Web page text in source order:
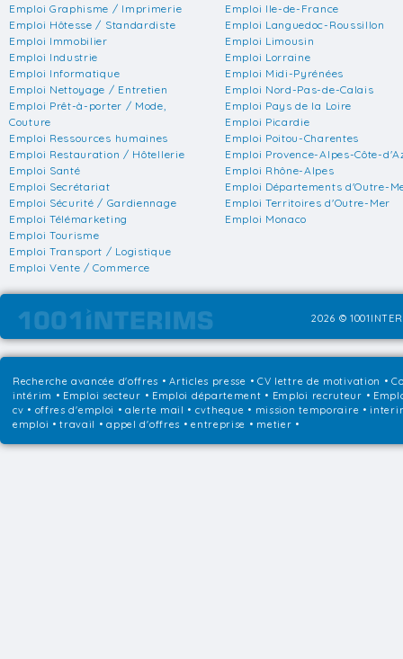
Emploi Graphisme / Imprimerie
Emploi Hôtesse / Standardiste
Emploi Immobilier
Emploi Industrie
Emploi Informatique
Emploi Nettoyage / Entretien
Emploi Prêt-à-porter / Mode,
Couture
Emploi Ressources humaines
Emploi Restauration / Hôtellerie
Emploi Santé
Emploi Secrétariat
Emploi Sécurité / Gardiennage
Emploi Télémarketing
Emploi Tourisme
Emploi Transport / Logistique
Emploi Vente / Commerce
Emploi Ile-de-France
Emploi Languedoc-Roussillon
Emploi Limousin
Emploi Lorraine
Emploi Midi-Pyrénées
Emploi Nord-Pas-de-Calais
Emploi Pays de la Loire
Emploi Picardie
Emploi Poitou-Charentes
Emploi Provence-Alpes-Côte-
Emploi Rhône-Alpes
Emploi Départements d'Outre-
Emploi Territoires d'Outre-Mer
Emploi Monaco
2026 ©
Recherche avancée d'offres •Articles presse • CV lettre de motivation •
intérim • Emploi secteur • Emploi département • Emploi recruteur •
cv • offres d'emploi • alerte mail • cvtheque • mission temporaire •
emploi • travail • appel d'offres • entreprise • metier •